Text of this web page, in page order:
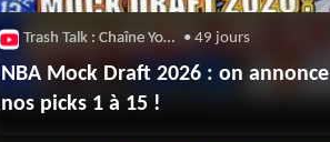
Trash Talk : Chaîne Youtube • 49 jours
NBA Mock Draft 2026 : on annonce
nos picks 1 à 15 !